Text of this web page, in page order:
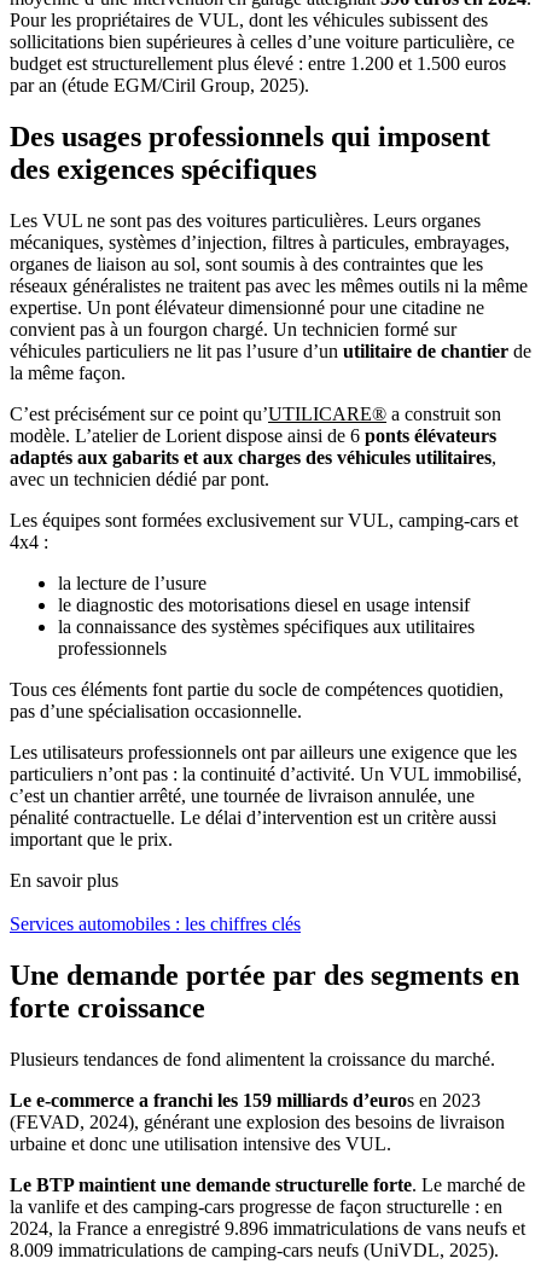
Pour les propriétaires de VUL, dont les véhicules subissent des
sollicitations bien supérieures à celles d’une voiture particulière, ce
budget est structurellement plus élevé : entre 1.200 et 1.500 euros
par an (étude EGM/Ciril Group, 2025).
Des usages professionnels qui imposent
des exigences spécifiques
Les VUL ne sont pas des voitures particulières. Leurs organes
mécaniques, systèmes d’injection, filtres à particules, embrayages,
organes de liaison au sol, sont soumis à des contraintes que les
réseaux généralistes ne traitent pas avec les mêmes outils ni la même
expertise. Un pont élévateur dimensionné pour une citadine ne
convient pas à un fourgon chargé. Un technicien formé sur
véhicules particuliers ne lit pas l’usure d’un utilitaire de chantier de
la même façon.
C’est précisément sur ce point qu’UTILICARE® a construit son
modèle. L’atelier de Lorient dispose ainsi de 6 ponts élévateurs
adaptés aux gabarits et aux charges des véhicules utilitaires,
avec un technicien dédié par pont.
Les équipes sont formées exclusivement sur VUL, camping-cars et
4x4 :
la lecture de l’usure
le diagnostic des motorisations diesel en usage intensif
la connaissance des systèmes spécifiques aux utilitaires
professionnels
Tous ces éléments font partie du socle de compétences quotidien,
pas d’une spécialisation occasionnelle.
Les utilisateurs professionnels ont par ailleurs une exigence que les
particuliers n’ont pas : la continuité d’activité. Un VUL immobilisé,
c’est un chantier arrêté, une tournée de livraison annulée, une
pénalité contractuelle. Le délai d’intervention est un critère aussi
important que le prix.
En savoir plus
Services automobiles : les chiffres clés
Une demande portée par des segments en
forte croissance
Plusieurs tendances de fond alimentent la croissance du marché.
Le e-commerce a franchi les 159 milliards d’euros en 2023
(FEVAD, 2024), générant une explosion des besoins de livraison
urbaine et donc une utilisation intensive des VUL.
Le BTP maintient une demande structurelle forte. Le marché de
la vanlife et des camping-cars progresse de façon structurelle : en
2024, la France a enregistré 9.896 immatriculations de vans neufs et
8.009 immatriculations de camping-cars neufs (UniVDL, 2025).